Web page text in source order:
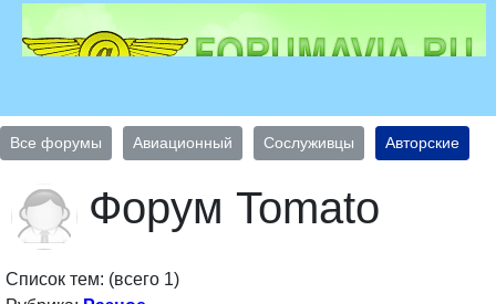
Все форумы Авиационный Сослуживцы Авторские
Форум Tomato
Список тем: (всего 1)